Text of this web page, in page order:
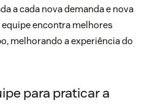
a cada nova demanda e nova
encontra melhores
melhorando a experiência do
para praticar a